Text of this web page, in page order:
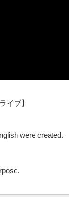
イブ】
were created.